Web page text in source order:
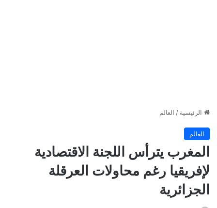
الرئيسية / العالم
العالم
المغرب يترأس اللجنة الاقتصادية
لإفريقيا رغم محاولات العرقلة
الجزائرية